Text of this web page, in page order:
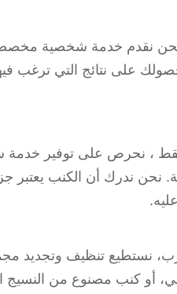
نقدم خدمة شخصية
على نتائج التي ترغب
، نحرص على توفير خدمة
نحن ندرك أن الكنب
نستطيع تنظيف وتجديد
أو كنب مصنوع من